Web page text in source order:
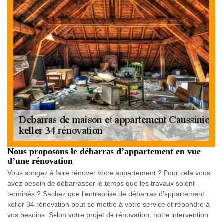
Nous proposons le débarras d’appartement en vue
d’une rénovation
Vous songez à faire rénover votre appartement ? Pour cela vous
avez besoin de débarrasser le temps que les travaux soient
terminés ? Sachez que l’entreprise de débarras d’appartement
keller 34 rénovation peut se mettre à votre service et répondre à
vos besoins. Selon votre projet de rénovation, notre intervention